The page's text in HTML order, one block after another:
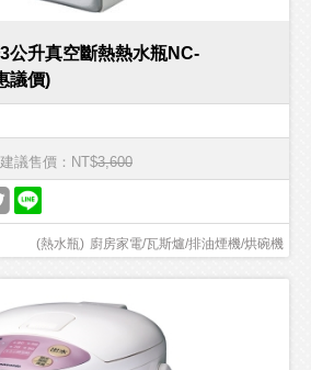
公升真空斷熱熱水瓶NC-
議價)
建議售價：NT$3,600
廚房家電/瓦斯爐/排油煙機/烘碗機
(熱水瓶)